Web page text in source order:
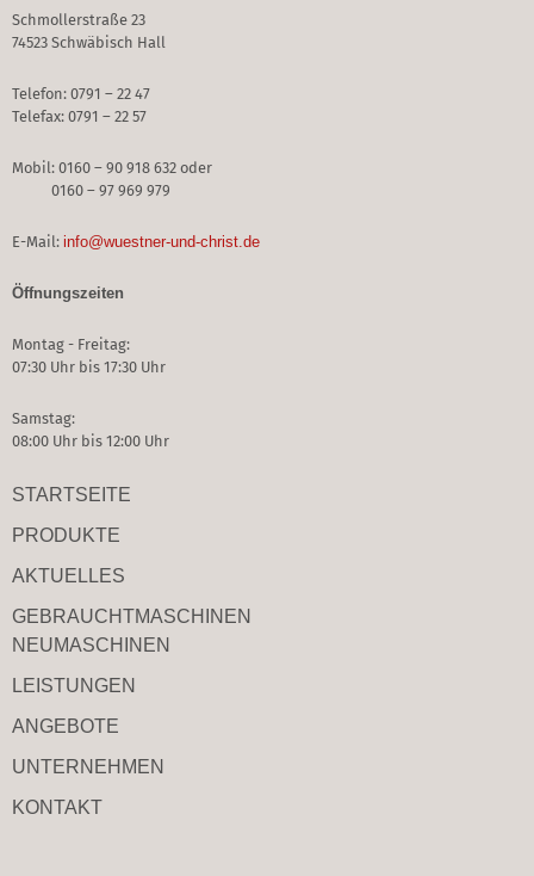
Schmollerstraße 23
74523 Schwäbisch Hall
Telefon: 0791 – 22 47
Telefax: 0791 – 22 57
Mobil: 0160 – 90 918 632 oder
0160 – 97 969 979
E-Mail: info@wuestner-und-christ.de
Öffnungszeiten
Montag - Freitag:
07:30 Uhr bis 17:30 Uhr
Samstag:
08:00 Uhr bis 12:00 Uhr
STARTSEITE
PRODUKTE
AKTUELLES
GEBRAUCHT­MASCHINEN
NEUMASCHINEN
LEISTUNGEN
ANGEBOTE
UNTERNEHMEN
KONTAKT